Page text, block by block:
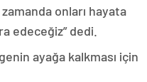
onları hayata
edeceğiz” dedi.
ayağa kalkması için